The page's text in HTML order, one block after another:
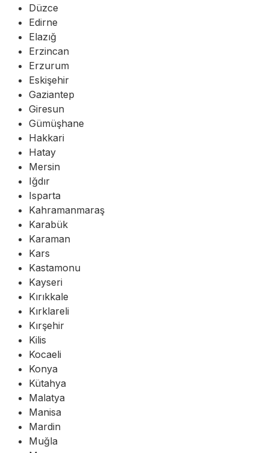
Düzce
Edirne
Elazığ
Erzincan
Erzurum
Eskişehir
Gaziantep
Giresun
Gümüşhane
Hakkari
Hatay
Mersin
Iğdır
Isparta
Kahramanmaraş
Karabük
Karaman
Kars
Kastamonu
Kayseri
Kırıkkale
Kırklareli
Kırşehir
Kilis
Kocaeli
Konya
Kütahya
Malatya
Manisa
Mardin
Muğla